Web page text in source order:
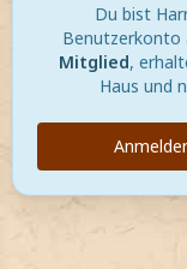
Du bist
Benutzerkonto
Mitglied,
Haus und